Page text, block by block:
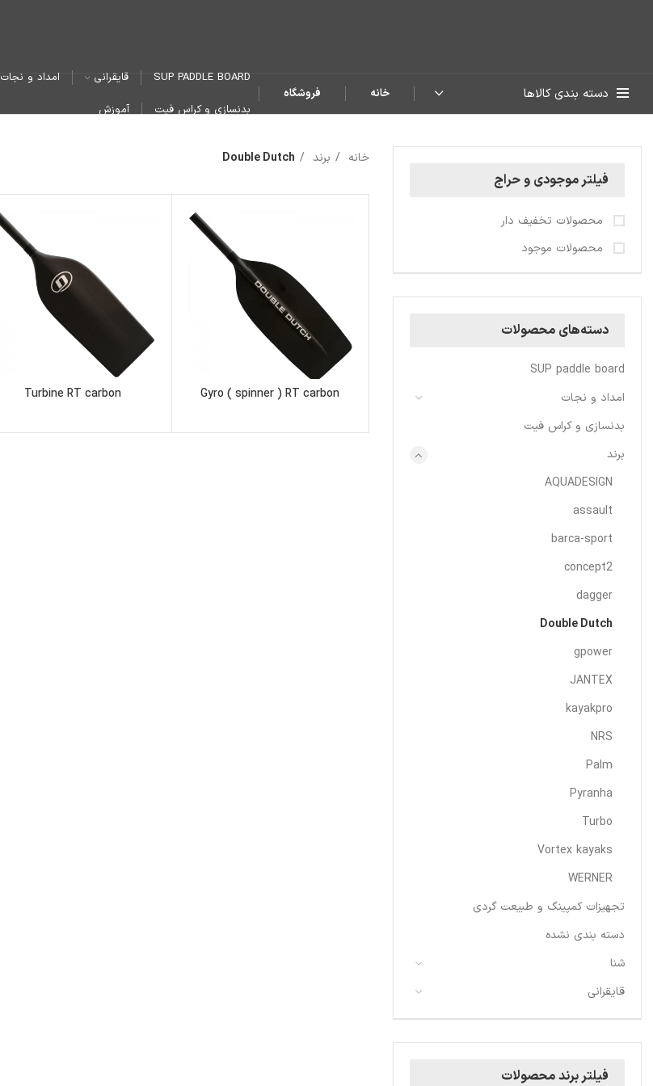
دسته بندی کالاها خانه فروشگاه
SUP PADDLE BOARD قایقرانی امداد و نجات
بدنسازی و کراس فیت
آموزش
فیلتر موجودی و حراج
محصولات تخفیف دار
محصولات موجود
دسته‌های محصولات
SUP paddle board
امداد و نجات
بدنسازی و کراس فیت
برند
AQUADESIGN
assault
barca-sport
concept2
dagger
Double Dutch
gpower
JANTEX
kayakpro
NRS
Palm
Pyranha
Turbo
Vortex kayaks
WERNER
تجهیزات کمپینگ و طبیعت گردی
دسته بندی نشده
شنا
قایقرانی
فیلتر برند محصولات
خانه برند Double Dutch
Gyro ( spinner ) RT carbon
Turbine RT carbon